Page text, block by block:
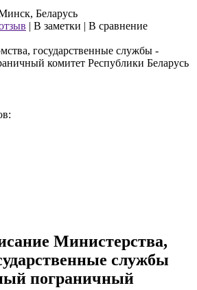
Беларусь
| В заметки | В сравнение
Министерства,
службы
пограничный